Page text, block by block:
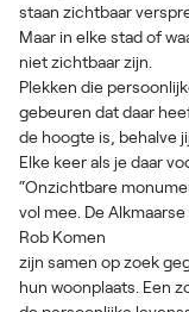
staan zichtbaar
Maar in elke stad of
niet zichtbaar zijn.
Plekken die
gebeuren dat daar
de hoogte is, behalve
Elke keer als je daar
“Onzichtbare
vol mee. De
Rob Komen
zijn samen op zoek
hun woonplaats. Een